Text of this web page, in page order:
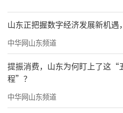
山东正把握数字经济发展新机遇
中华网山东频道
提振消费，山东为何盯上了这“
程”？
中华网山东频道